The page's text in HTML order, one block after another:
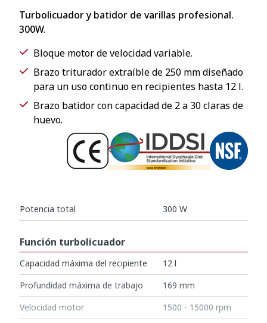
Turbolicuador y batidor de varillas profesional.
300W.
Bloque motor de velocidad variable.
Brazo triturador extraíble de 250 mm diseñado
para un uso continuo en recipientes hasta 12 l.
Brazo batidor con capacidad de 2 a 30 claras de
huevo.
Potencia total 300 W
Función turbolicuador
Capacidad máxima del recipiente
12 l
Profundidad máxima de trabajo
169 mm
Velocidad motor
1500 - 15000 rpm